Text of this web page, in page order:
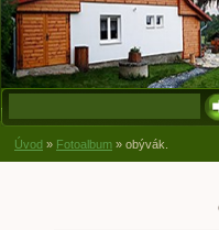
Úvod » Fotoalbum » obývák.